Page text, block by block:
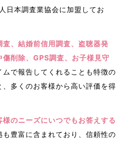
日本調査業協会に加盟してお
査、結婚前信用調査、盗聴器発
削除、GPS調査、お子様見守
ムで報告してくれることも特徴の
多くのお客様から高い評価を得
様のニーズにいつでもお答えする
豊富に含まれており、信頼性の